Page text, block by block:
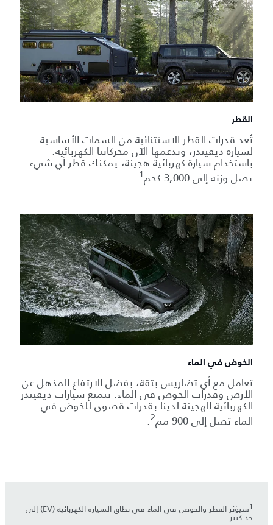
القطر
تُعد قدرات القطر الاستثنائية من السمات الأساسية
لسيارة ديفيندر، وتدعمها الآن محركاتنا الكهربائية.
باستخدام سيارة كهربائية هجينة، يمكنك قطر أي شيء
يصل وزنه إلى 3,000 كجم
1
.
الخوض في الماء
تعامل مع أي تضاريس بثقة، بفضل الارتفاع المذهل عن
الأرض وقدرات الخوض في الماء. تتمتع سيارات ديفيندر
الكهربائية الهجينة لدينا بقدرات قصوى للخوض في
الماء تصل إلى 900 مم
2
.
1 سيؤثر القطر والخوض في الماء في نطاق السيارة الكهربائية (EV) إلى
حد كبير.